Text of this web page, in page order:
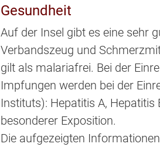
Gesundheit
Auf der Insel gibt es eine sehr
Verbandszeug und
gilt als malariafrei. Bei der
Impfungen werden bei der
Instituts): Hepatitis A,
besonderer Exposition.
Die aufgezeigten